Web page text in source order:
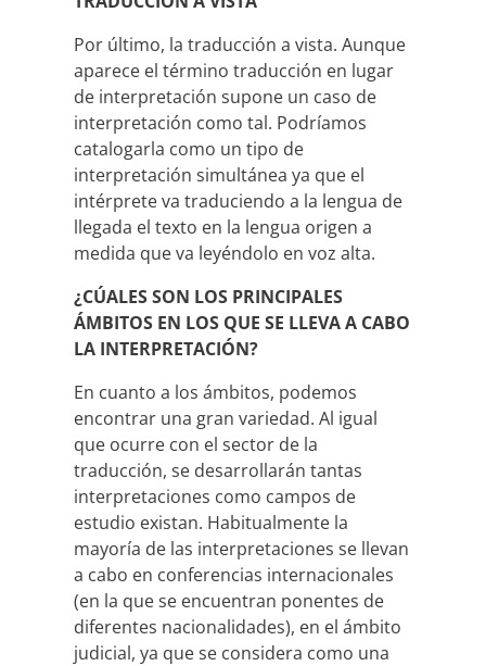
Por último, la traducción a vista. Aunque
aparece el término traducción en lugar
de interpretación supone un caso de
interpretación como tal. Podríamos
catalogarla como un tipo de
interpretación simultánea ya que el
intérprete va traduciendo a la lengua de
llegada el texto en la lengua origen a
medida que va leyéndolo en voz alta.
¿CÚALES SON LOS PRINCIPALES
ÁMBITOS EN LOS QUE SE LLEVA A CABO
LA INTERPRETACIÓN?
En cuanto a los ámbitos, podemos
encontrar una gran variedad. Al igual
que ocurre con el sector de la
traducción, se desarrollarán tantas
interpretaciones como campos de
estudio existan. Habitualmente la
mayoría de las interpretaciones se llevan
a cabo en conferencias internacionales
(en la que se encuentran ponentes de
diferentes nacionalidades), en el ámbito
judicial, ya que se considera como una